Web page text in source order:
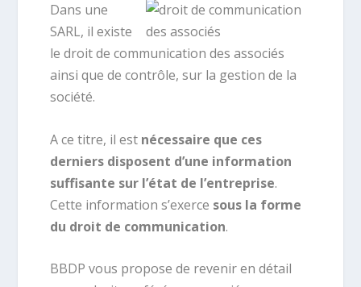
Dans une
SARL, il existe
le droit de communication des associés
ainsi que de contrôle, sur la gestion de la
société.
A ce titre, il est nécessaire que ces
derniers disposent d’une information
suffisante sur l’état de l’entreprise.
Cette information s’exerce sous la forme
du droit de communication.
BBDP vous propose de revenir en détail